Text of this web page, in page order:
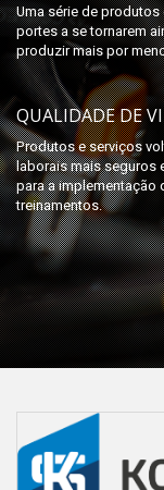
Uma série de
portes a se tornarem
produzir mais por
QUALIDADE DE
Produtos e serviços
laborais mais seguros
para a implementação
treinamentos.